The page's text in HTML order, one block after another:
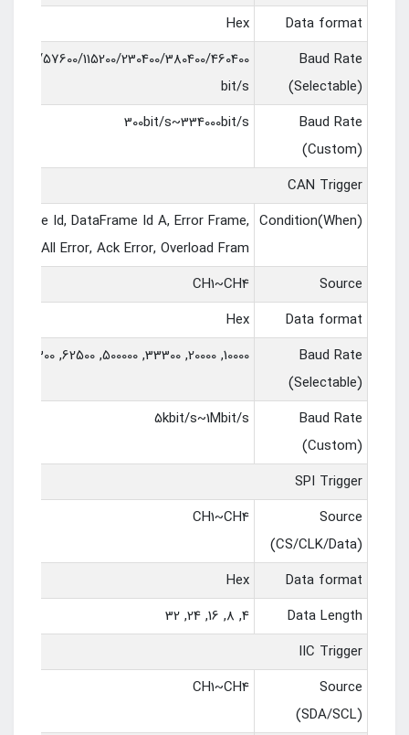
Data format
Hex
Baud Rate
(Selectable)
38400/57600/115200/230400/380400/460400
bit/s
Baud Rate
(Custom)
300bit/s~334000bit/s
CAN Trigger
Condition(When)
Id, DataFrame Id A, Error Frame,
All Error, Ack Error, Overload Fram
Source
CH1~CH4
Data format
Hex
Baud Rate
(Selectable)
10000, 20000, 33300, 500000, 62500, 83300, 100000, 125000, 250000, 500000, 800000, 1000000
Baud Rate
(Custom)
5kbit/s~1Mbit/s
SPI Trigger
Source
(CS/CLK/Data)
CH1~CH4
Data format
Hex
Data Length
4, 8, 16, 24, 32
IIC Trigger
Source
(SDA/SCL)
CH1~CH4